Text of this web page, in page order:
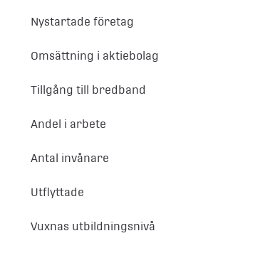
Nystartade företag
Omsättning i aktiebolag
Tillgång till bredband
Andel i arbete
Antal invånare
Utflyttade
Vuxnas utbildningsnivå